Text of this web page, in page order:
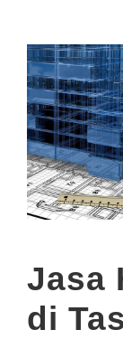
Jasa
di